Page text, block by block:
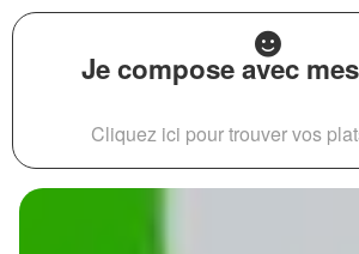
Je compose avec
Cliquez ici pour trouver vos